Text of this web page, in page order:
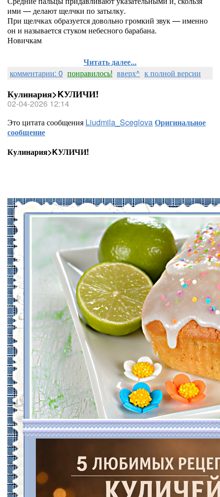
ими — делают щелчки по затылку.
При щелчках образуется довольно громкий звук — именно
он и называется стуком небесного барабана.
Новичкам
Читать далее...
комментарии: 0 понравилось! вверх^ к полной версии
Кулинария>KУЛИЧИ!
02-04-2026 12:14
Это цитата сообщения Liudmila_SceglovaОригинальное
сообщение
Кулинария>KУЛИЧИ!